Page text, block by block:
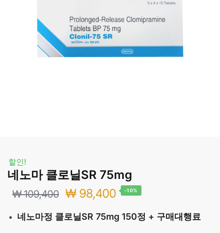
할인!
네노마 클로닐SR 75mg
₩109,400 원
래
₩98,400현
재
-10%
네노마정 클로닐SR 75mg 150정 + 구매대행료